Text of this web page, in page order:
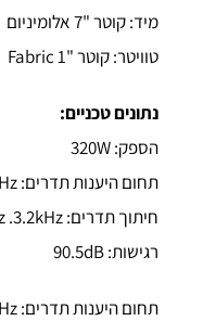
מיד: קוטר "7 אלומיניום
טוויטר: קוטר "Fabric 1
נתונים טכניים:
הספק: 320W
תחום היענות תדרים: 20Hz-30KHz
חיתוך תדרים: 300Hz .3.2kHz
רגישות: 90.5dB
תחום היענות תדרים: 20Hz-30KHz